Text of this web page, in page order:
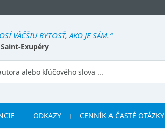
VÄČŠIU BYTOSŤ, AKO JE SÁM.“
Exupéry
ODKAZY CENNÍK A ČASTÉ OTÁZKY